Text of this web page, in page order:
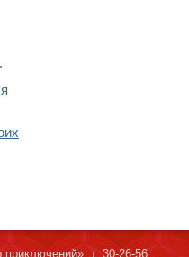
т. 30-26-56